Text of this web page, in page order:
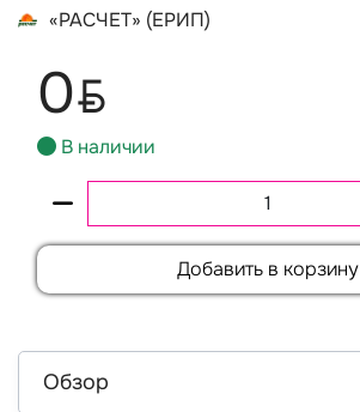
«РАСЧЕТ» (ЕРИП)
0BYN
В наличии
Добавить в корзину
Обзор